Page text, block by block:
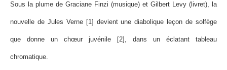
Sous la plume de Graciane Finzi (musique) et Gilbert Levy (livret), la
nouvelle de Jules Verne [1] devient une diabolique leçon de solfège
que donne un chœur juvénile [2], dans un éclatant tableau
chromatique.